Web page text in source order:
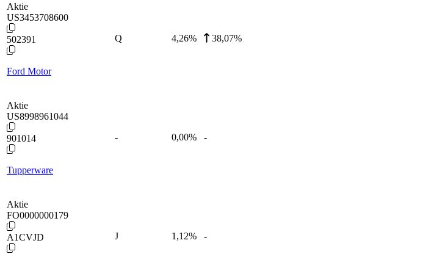
Aktie
US3453708600
502391
Ford Motor
Q 4,26% 38,07%
Aktie
US8998961044
901014
Tupperware
- 0,00% -
Aktie
FO0000000179
A1CVJD J 1,12% -